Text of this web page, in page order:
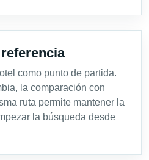
como punto de partida.
la comparación con
ruta permite mantener la
la búsqueda desde